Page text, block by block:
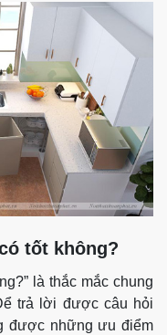
tốt không?
là thắc mắc chung
trả lời được câu hỏi
được những ưu điểm